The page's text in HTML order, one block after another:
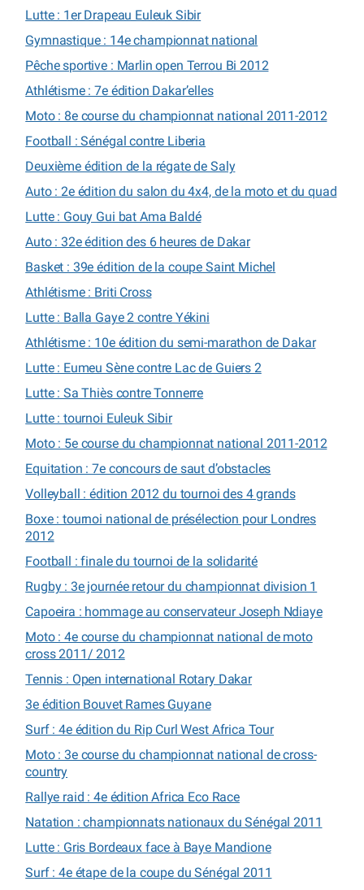
Lutte : 1er Drapeau Euleuk Sibir
Gymnastique : 14e championnat national
Pêche sportive : Marlin open Terrou Bi 2012
Athlétisme : 7e édition Dakar’elles
Moto : 8e course du championnat national 2011-2012
Football : Sénégal contre Liberia
Deuxième édition de la régate de Saly
Auto : 2e édition du salon du 4x4, de la moto et du quad
Lutte : Gouy Gui bat Ama Baldé
Auto : 32e édition des 6 heures de Dakar
Basket : 39e édition de la coupe Saint Michel
Athlétisme : Briti Cross
Lutte : Balla Gaye 2 contre Yékini
Athlétisme : 10e édition du semi-marathon de Dakar
Lutte : Eumeu Sène contre Lac de Guiers 2
Lutte : Sa Thiès contre Tonnerre
Lutte : tournoi Euleuk Sibir
Moto : 5e course du championnat national 2011-2012
Equitation : 7e concours de saut d’obstacles
Volleyball : édition 2012 du tournoi des 4 grands
Boxe : tournoi national de présélection pour Londres
2012
Football : finale du tournoi de la solidarité
Rugby : 3e journée retour du championnat division 1
Capoeira : hommage au conservateur Joseph Ndiaye
Moto : 4e course du championnat national de moto
cross 2011/ 2012
Tennis : Open international Rotary Dakar
3e édition Bouvet Rames Guyane
Surf : 4e édition du Rip Curl West Africa Tour
Moto : 3e course du championnat national de cross-
country
Rallye raid : 4e édition Africa Eco Race
Natation : championnats nationaux du Sénégal 2011
Lutte : Gris Bordeaux face à Baye Mandione
Surf : 4e étape de la coupe du Sénégal 2011